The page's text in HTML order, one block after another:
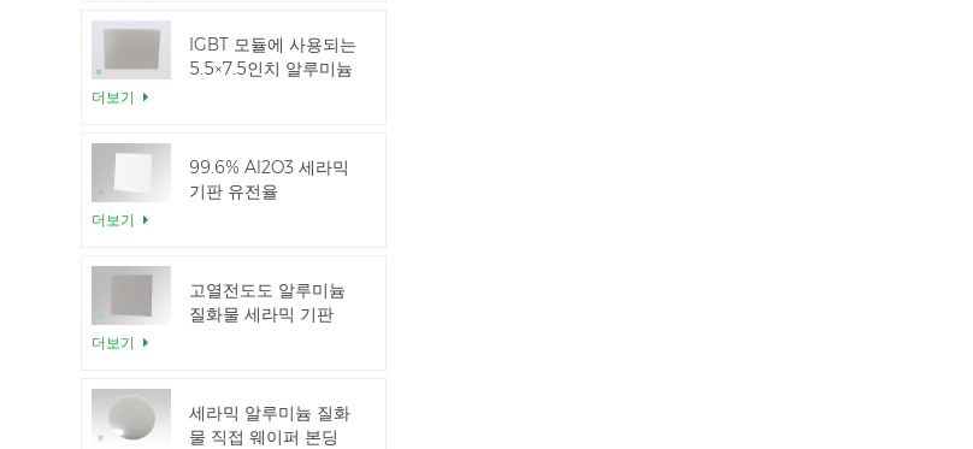
IGBT 모듈에 사용되는
5.5×7.5인치 알루미늄
더보기
99.6% Al2O3 세라믹
기판 유전율
더보기
고열전도도 알루미늄
질화물 세라믹 기판
더보기
세라믹 알루미늄 질화
물 직접 웨이퍼 본딩